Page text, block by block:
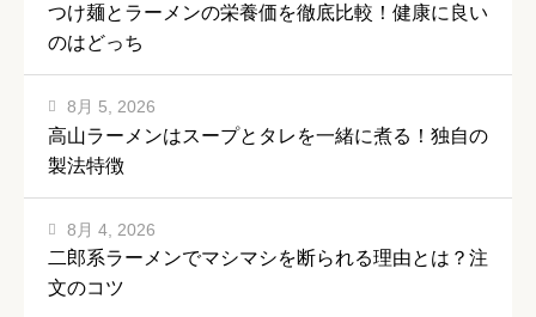
つけ麺とラーメンの栄養価を徹底比較！健康に良い
のはどっち
高山ラーメンはスープとタレを一緒に煮る！独自の
製法特徴
8月 5, 2026
二郎系ラーメンでマシマシを断られる理由とは？注
文のコツ
8月 4, 2026